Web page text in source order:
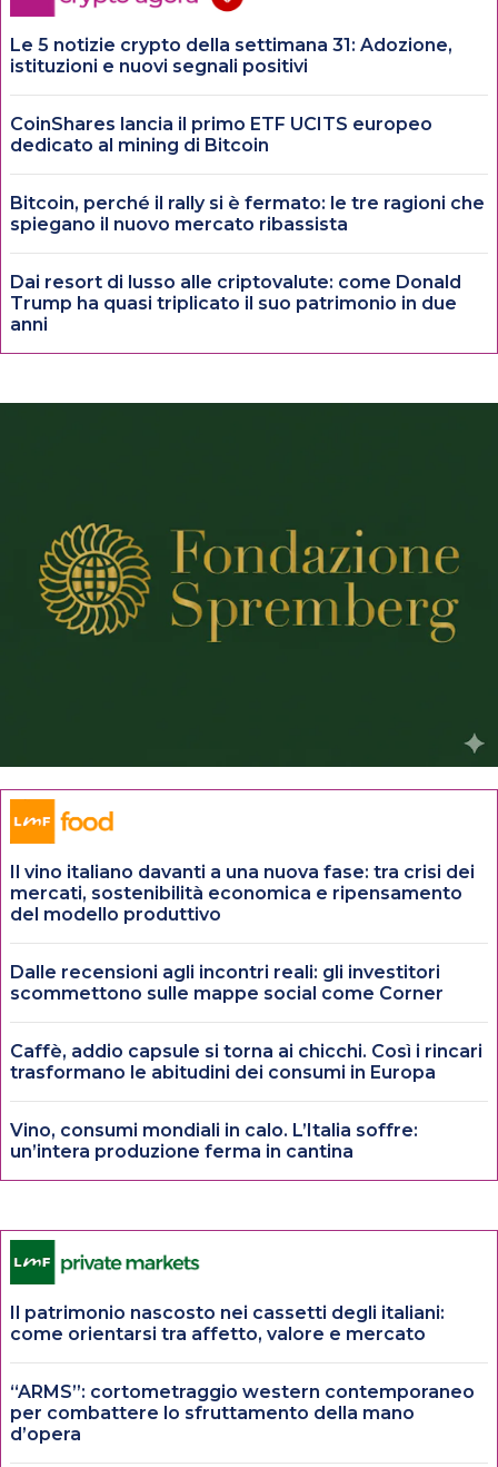
Le 5 notizie crypto della settimana 31: Adozione,
istituzioni e nuovi segnali positivi
CoinShares lancia il primo ETF UCITS europeo
dedicato al mining di Bitcoin
Bitcoin, perché il rally si è fermato: le tre ragioni che
spiegano il nuovo mercato ribassista
Dai resort di lusso alle criptovalute: come Donald
Trump ha quasi triplicato il suo patrimonio in due
anni
Il vino italiano davanti a una nuova fase: tra crisi dei
mercati, sostenibilità economica e ripensamento
del modello produttivo
Dalle recensioni agli incontri reali: gli investitori
scommettono sulle mappe social come Corner
Caffè, addio capsule si torna ai chicchi. Così i rincari
trasformano le abitudini dei consumi in Europa
Vino, consumi mondiali in calo. L’Italia soffre:
un’intera produzione ferma in cantina
Il patrimonio nascosto nei cassetti degli italiani:
come orientarsi tra affetto, valore e mercato
“ARMS”: cortometraggio western contemporaneo
per combattere lo sfruttamento della mano
d’opera